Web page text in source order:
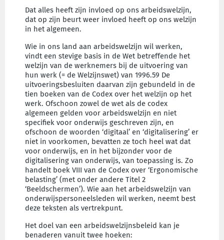
Dat alles heeft zijn invloed op ons arbeidswelzijn,
dat op zijn beurt weer invloed heeft op ons welzijn
in het algemeen.
Wie in ons land aan arbeidswelzijn wil werken,
vindt een stevige basis in de Wet betreffende het
welzijn van de werknemers bij de uitvoering van
hun werk (= de Welzijnswet) van 1996.59 De
uitvoeringsbesluiten daarvan zijn gebundeld in de
tien boeken van de Codex over het welzijn op het
werk. Ofschoon zowel de wet als de codex
algemeen gelden voor arbeidswelzijn en niet
specifiek voor onderwijs geschreven zijn, en
ofschoon de woorden ‘digitaal’ en ‘digitalisering’ er
niet in voorkomen, bevatten ze toch heel wat dat
voor onderwijs, en in het bijzonder voor de
digitalisering van onderwijs, van toepassing is. Zo
handelt boek VIII van de Codex over ‘Ergonomische
belasting’ (met onder andere Titel 2
‘Beeldschermen’). Wie aan het arbeidswelzijn van
onderwijspersoneelsleden wil werken, neemt best
deze teksten als vertrekpunt.
Het doel van een arbeidswelzijnsbeleid kan je
benaderen vanuit twee hoeken: